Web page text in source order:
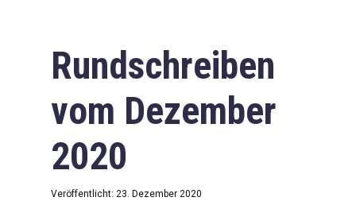
Rundschreiben
vom Dezember
2020
Veröffentlicht: 23. Dezember 2020